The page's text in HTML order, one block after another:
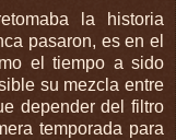
la historia
pasaron, es en el
el tiempo a sido
su mezcla entre
depender del filtro
temporada para